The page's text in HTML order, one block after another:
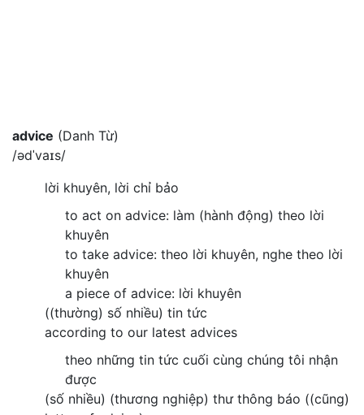
advice (Danh Từ)
/ədˈvaɪs/
lời khuyên, lời chỉ bảo
to act on advice: làm (hành động) theo lời
khuyên
to take advice: theo lời khuyên, nghe theo lời
khuyên
a piece of advice: lời khuyên
((thường) số nhiều) tin tức
according to our latest advices
theo những tin tức cuối cùng chúng tôi nhận
được
(số nhiều) (thương nghiệp) thư thông báo ((cũng)